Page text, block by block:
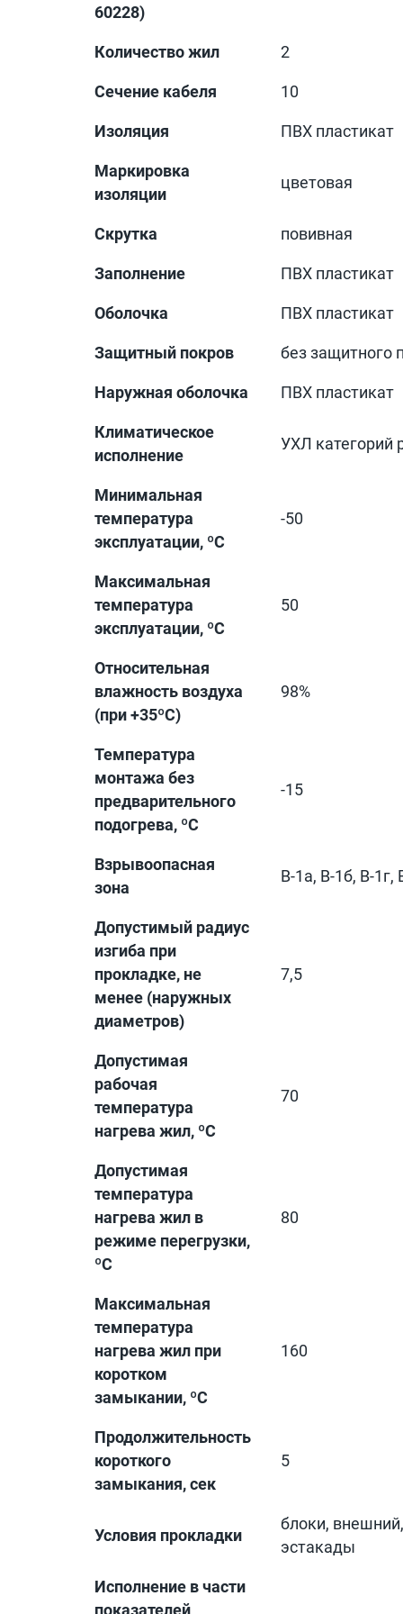
60228)
Количество жил 2
Сечение кабеля 10
Изоляция ПВХ пластикат
Маркировка
изоляции
цветовая
Скрутка повивная
Заполнение ПВХ пластикат
Оболочка ПВХ пластикат
Защитный покров без защитного
Наружная оболочка ПВХ пластикат
Климатическое
исполнение
УХЛ категорий
Минимальная
температура
эксплуатации, ºС
-50
Максимальная
температура
эксплуатации, ºС
50
Относительная
влажность воздуха
(при +35ºС)
98%
Температура
монтажа без
предварительного
подогрева, ºС
-15
Взрывоопасная
зона
В-1а, В-1б, В-1г,
Допустимый радиус
изгиба при
прокладке, не
менее (наружных
диаметров)
7,5
Допустимая
рабочая
температура
нагрева жил, ºС
70
Допустимая
температура
нагрева жил в
режиме перегрузки,
ºС
80
Максимальная
температура
нагрева жил при
коротком
замыкании, ºС
160
Продолжительность
короткого
замыкания, сек
5
Условия прокладки
блоки,
эстакады
Исполнение в части
показателей